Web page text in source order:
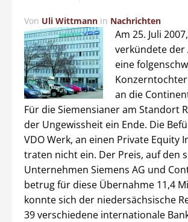
Von Uli Wittmann in Nachrichten
Am 25. Juli
verkündete der
eine
an die
Für die Siemensianer am Standort
der Ungewissheit ein Ende. Die
VDO Werk, an einen Private Equity
traten nicht ein. Der Preis, auf den
Unternehmen Siemens AG und
betrug für diese Übernahme 11,4
konnte sich der niedersächsische
39 verschiedene internationale